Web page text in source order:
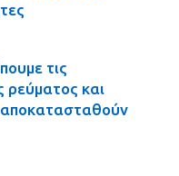
τις
ρεύματος και